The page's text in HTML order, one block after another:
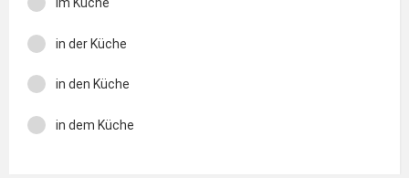
in der Küche
in den Küche
in dem Küche